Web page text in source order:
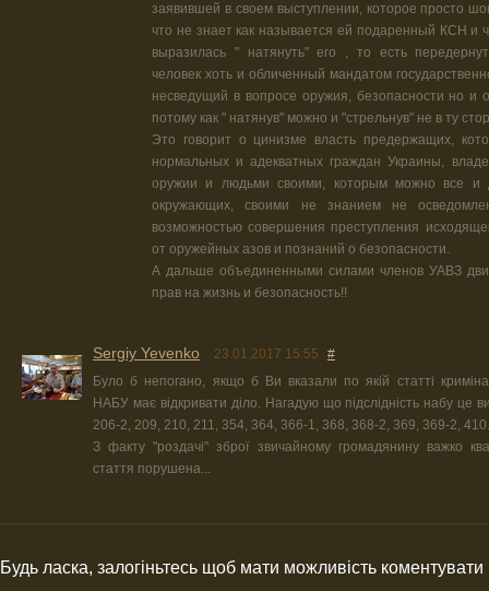
заявившей в своем выступлении, которое просто
что не знает как называется ей подаренный КСН и
выразилась " натянуть" его , то есть
человек хоть и обличенный мандатом
несведущий в вопросе оружия, безопасности но и
потому как " натянув" можно и "стрельнув" не в ту
Это говорит о цинизме власть предержащих,
нормальных и адекватных граждан Украины,
оружии и людьми своими, которым можно все и
окружающих, своими не знанием не
возможностью совершения преступления
от оружейных азов и познаний о безопасности.
А дальше объединенными силами членов УАВЗ
прав на жизнь и безопасность!!
Sergiy Yevenko 23.01.2017 15:55
#
Було б непогано, якщо б Ви вказали по якій статті
НАБУ має відкривати діло. Нагадую що підслідність набу це
206-2, 209, 210, 211, 354, 364, 366-1, 368, 368-2, 369, 369-2, 410.
З факту "роздачі" зброї звичайному громадянину важко
стаття порушена...
Будь ласка, залогіньтесь щоб мати можливість коментувати